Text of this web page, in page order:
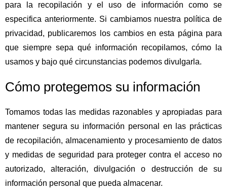
para la recopilación y el uso de información como se
especifica anteriormente. Si cambiamos nuestra política de
privacidad, publicaremos los cambios en esta página para
que siempre sepa qué información recopilamos, cómo la
usamos y bajo qué circunstancias podemos divulgarla.
Cómo protegemos su información
Tomamos todas las medidas razonables y apropiadas para
mantener segura su información personal en las prácticas
de recopilación, almacenamiento y procesamiento de datos
y medidas de seguridad para proteger contra el acceso no
autorizado, alteración, divulgación o destrucción de su
información personal que pueda almacenar.